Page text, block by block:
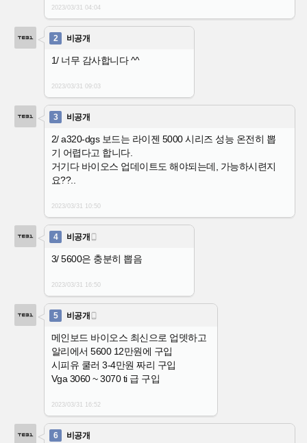
2023/03/31 04:04
2 비공개
1/ 너무 감사합니다 ^^
2023/03/31 09:03
3 비공개
2/ a320-dgs 보드는 라이젠 5000 시리즈 성능 온전히 뽑
기 어렵다고 합니다.
거기다 바이오스 업데이트도 해야되는데, 가능하시련지
요??..
2023/03/31 10:50
4 비공개 
3/ 5600은 충분히 뽑음
2023/03/31 16:50
5 비공개 
메인보드 바이오스 최신으로 업뎃하고
알리에서 5600 12만원에 구입
시피유 쿨러 3-4만원 짜리 구입
Vga 3060 ~ 3070 ti 급 구입
2023/03/31 16:52
6 비공개